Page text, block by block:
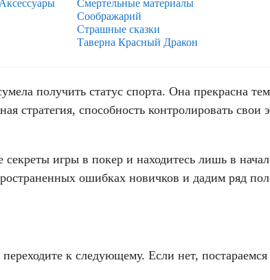
Аксессуары
Смертельные материалы
Соображарий
Страшные сказки
Таверна Красный Дракон
получить статус спорта. Она прекрасна
стратегия, способность контролировать свои
игры в покер и находитесь лишь в
ошибках новичков и дадим ряд
к следующему. Если нет, постараемся